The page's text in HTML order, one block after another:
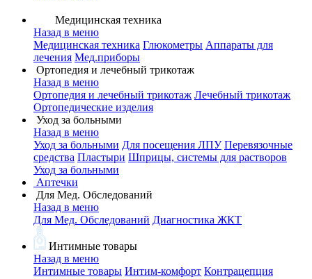
Медицинская техника
Назад в меню
Медицинская техника Глюкометры Аппараты для
лечения Мед.приборы
Ортопедия и лечебный трикотаж
Назад в меню
Ортопедия и лечебный трикотаж Лечебный трикотаж
Ортопедические изделия
Уход за больными
Назад в меню
Уход за больными Для посещения ЛПУ Перевязочные
средства Пластыри Шприцы, системы для растворов
Уход за больными
Аптечки
Для Мед. Обследований
Назад в меню
Для Мед. Обследований Диагностика ЖКТ
Интимные товары
Назад в меню
Интимные товары Интим-комфорт Контрацепция